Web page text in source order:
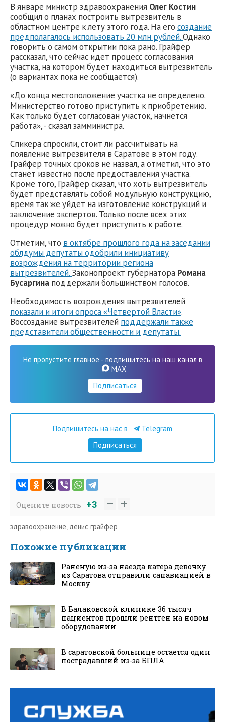
В январе министр здравоохранения Олег Костин
сообщил о планах построить вытрезвитель в
областном центре к лету этого года. На его создание
предполагалось использовать 20 млн рублей.Однако
говорить о самом открытии пока рано. Грайфер
рассказал, что сейчас идет процесс согласования
участка, на котором будет находиться вытрезвитель
(о вариантах пока не сообщается).
«До конца местоположение участка не определено.
Министерство готово приступить к приобретению.
Как только будет согласован участок, начнется
работа», - сказал замминистра.
Спикера спросили, стоит ли рассчитывать на
появление вытрезвителя в Саратове в этом году.
Грайфер точных сроков не назвал, а отметил, что это
станет известно после предоставления участка.
Кроме того, Грайфер сказал, что хоть вытрезвитель
будет представлять собой модульную конструкцию,
время так же уйдет на изготовление конструкций и
заключение экспертов. Только после всех этих
процедур можно будет приступить к работе.
Отметим, что в октябре прошлого года на заседании
облдумы депутаты одобрили инициативу
возрождения на территории региона
вытрезвителей. Законопроект губернатора Романа
Бусаргина поддержали большинством голосов.
Необходимость возрождения вытрезвителей
показали и итоги опроса «Четвертой Власти».
Воссоздание вытрезвителей поддержали также
представители общественности и депутаты.
Не пропустите главное - подпишитесь на наш канал в
MAX
Подписаться
Подпишитесь на нас в
Telegram
Подписаться
Оцените новость +3
здравоохранение, денис грайфер
Похожие публикации
Раненую из-за наезда катера девочку
из Саратова отправили санавиацией в
Москву
В Балаковской клинике 36 тысяч
пациентов прошли рентген на новом
оборудовании
В саратовской больнице остается один
пострадавший из-за БПЛА